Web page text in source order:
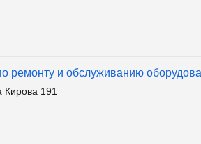
ремонту и обслуживанию
191